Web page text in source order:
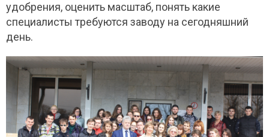
удобрения, оценить масштаб, понять какие
специалисты требуются заводу на сегодняшний
день.